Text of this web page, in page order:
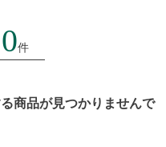
0件
商品が見つかりませんで